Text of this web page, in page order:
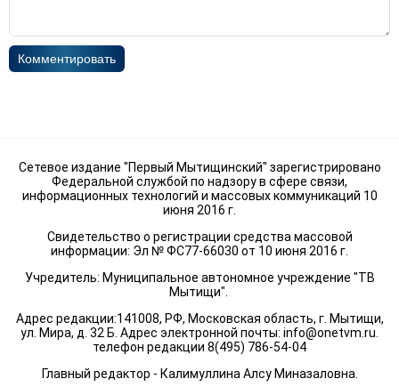
Комментировать
Сетевое издание "Первый Мытищинский" зарегистрировано
Федеральной службой по надзору в сфере связи,
информационных технологий и массовых коммуникаций 10
июня 2016 г.
Свидетельство о регистрации средства массовой
информации: Эл № ФС77-66030 от 10 июня 2016 г.
Учредитель: Муниципальное автономное учреждение "ТВ
Мытищи".
Адрес редакции:141008, РФ, Московская область, г. Мытищи,
ул. Мира, д. 32 Б. Адрес электронной почты: info@onetvm.ru
телефон редакции 8(495) 786-54-04
Главный редактор - Калимуллина Алсу Миназаловна.